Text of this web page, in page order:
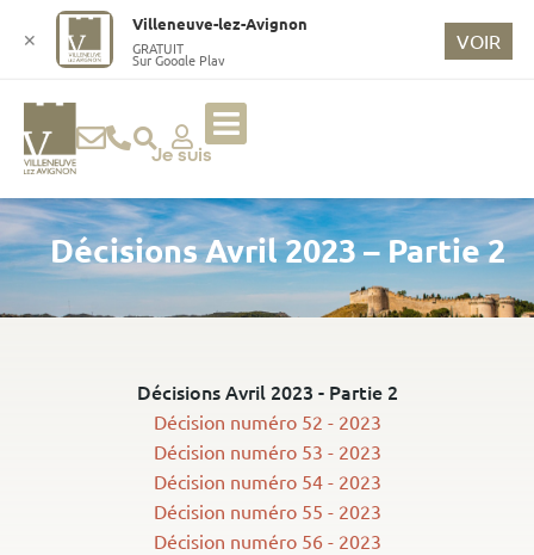
ri
n
ci
Je suis
Décisions Avril 2023 – Partie 2
Décisions Avril 2023 - Partie 2
Décision numéro 52 - 2023
Décision numéro 53 - 2023
Décision numéro 54 - 2023
Décision numéro 55 - 2023
Décision numéro 56 - 2023
✕
Villeneuve-lez-Avignon
GRATUIT
Sur Google Play
VOIR